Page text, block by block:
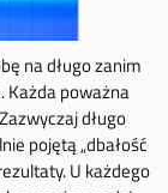
na długo zanim
Każda poważna
długo
pojętą „dbałość
U każdego